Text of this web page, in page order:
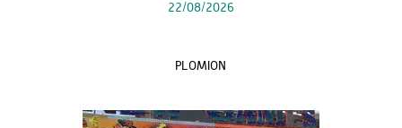
22/08/2026
PLOMION